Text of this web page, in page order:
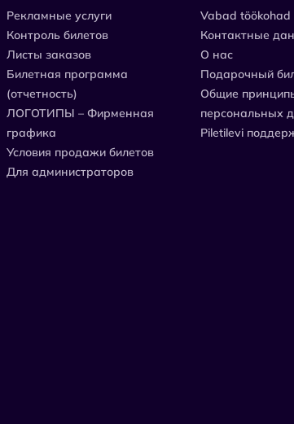
Рекламные услуги
Контроль билетов
Листы заказов
Билетная программа
(отчетность)
ЛОГОТИПЫ – Фирменная
графика
Условия продажи билетов
Для администраторов
Vabad töökohad
Контактные
О нас
Подарочный
Общие
персональных
Piletilevi